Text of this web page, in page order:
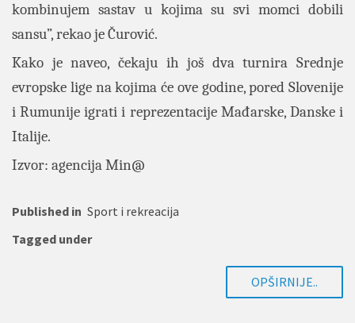
kombinujem sastav u kojima su svi momci dobili
sansu”, rekao je Čurović.
Kako je naveo, čekaju ih još dva turnira Srednje
evropske lige na kojima će ove godine, pored Slovenije
i Rumunije igrati i reprezentacije Mađarske, Danske i
Italije.
Izvor: agencija Min@
Published in Sport i rekreacija
Tagged under
OPŠIRNIJE..